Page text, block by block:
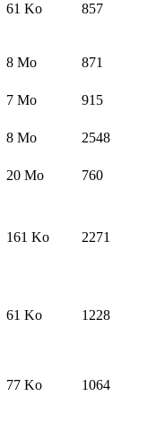
61 Ko 857
8 Mo
871
7 Mo
915
8 Mo
2548
20 Mo
760
161 Ko 2271
61 Ko 1228
77 Ko 1064